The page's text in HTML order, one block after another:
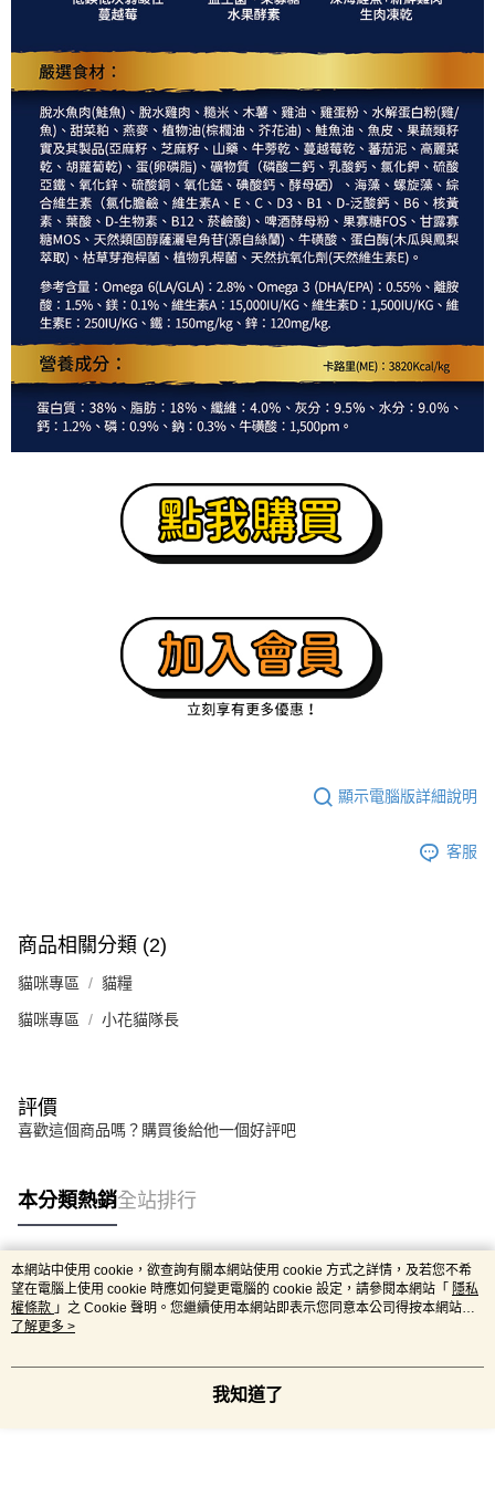
顯示電腦版詳細說明
客服
商品相關分類 (2)
貓咪專區 貓糧
貓咪專區 小花貓隊長
評價
喜歡這個商品嗎？購買後給他一個好評吧
本分類熱銷全站排行
熱門標籤
本網站中使用 cookie，欲查詢有關本網站使用 cookie 方式之詳情，及若您不希
望在電腦上使用 cookie 時應如何變更電腦的 cookie 設定，請參閱本網站「 隱私
權條款 」之 Cookie 聲明。您繼續使用本網站即表示您同意本公司得按本網站使
用條款之 Cookie 聲明使用 cookie。
了解更多 >
我知道了